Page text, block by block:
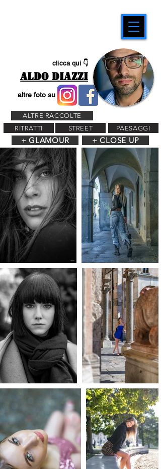
RITRATTI STREET PAESAGGI
altre foto su
clicca qui 👇
ALDO DIAZZI
ALTRE RACCOLTE
+ CLOSE UP
+ GLAMOUR